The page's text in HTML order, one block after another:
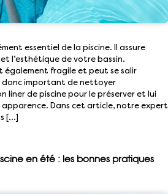
essentiel de la piscine. Il assure
et l’esthétique de votre bassin.
également fragile et peut se salir
donc important de nettoyer
liner de piscine pour le préserver et lui
apparence. Dans cet article, notre expert
[…]
en été : les bonnes pratiques